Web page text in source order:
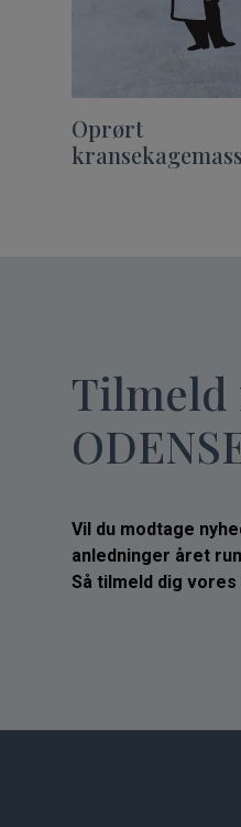
Oprørt
Tilmeld
Vil du modtage
anledninger året
Så tilmeld dig